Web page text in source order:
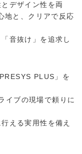
デザイン性を両
地と、クリアで反応
音抜け」を追求し
PLUS」を
ブの現場で頼りに
える実用性を備え